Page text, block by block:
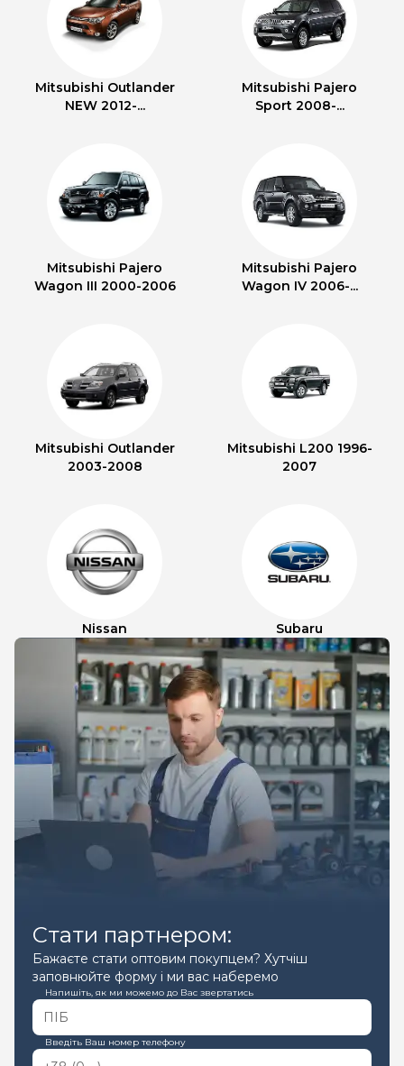
Mitsubishi Outlander
NEW 2012-...
Mitsubishi Pajero
Sport 2008-...
Mitsubishi Pajero
Wagon III 2000-2006
Mitsubishi Pajero
Wagon IV 2006-...
Mitsubishi Outlander
2003-2008
Mitsubishi L200 1996-
2007
Nissan Subaru
Стати партнером:
Бажаєте стати оптовим покупцем? Хутчіш
заповнюйте форму і ми вас наберемо
Напишіть, як ми можемо до Вас звертатись
Введіть Ваш номер телефону